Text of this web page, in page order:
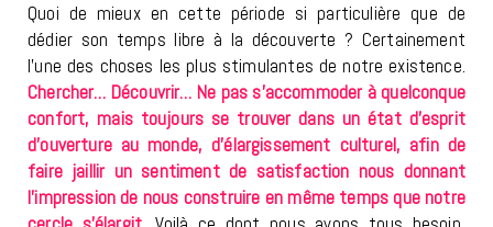
Quoi de mieux en cette période si particulière que de
dédier son temps libre à la découverte ? Certainement
l’une des choses les plus stimulantes de notre existence.
Chercher… Découvrir… Ne pas s’accommoder à quelconque
confort, mais toujours se trouver dans un état d’esprit
d’ouverture au monde, d’élargissement culturel, afin de
faire jaillir un sentiment de satisfaction nous donnant
l’impression de nous construire en même temps que notre